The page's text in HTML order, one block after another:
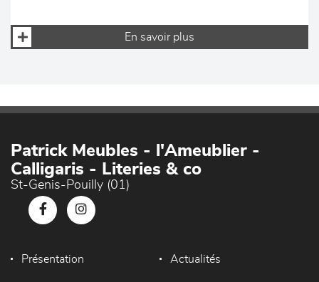
En savoir plus
Patrick Meubles - l'Ameublier -
Calligaris - Literies & co
St-Genis-Pouilly (01)
Présentation Actualités